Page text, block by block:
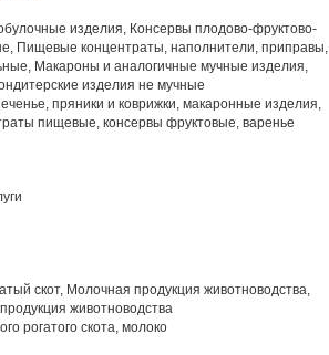
изделия, Консервы плодово-фруктово-
Пищевые концентраты, наполнители, приправы,
Макароны и аналогичные мучные изделия,
изделия не мучные
пряники и коврижки, макаронные изделия,
пищевые, консервы фруктовые, варенье
скот, Молочная продукция животноводства,
животноводства
рогатого скота, молоко